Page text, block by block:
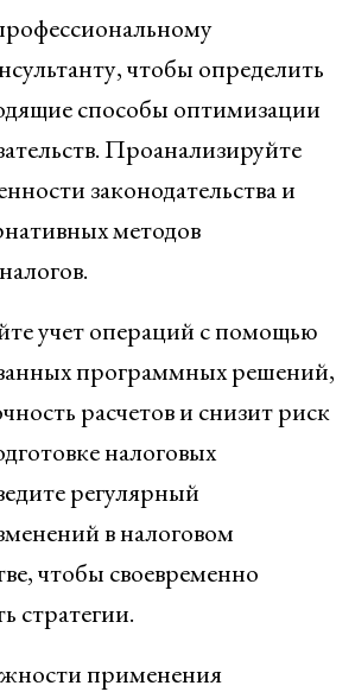
чтобы определить
способы оптимизации
Проанализируйте
законодательства и
методов
учет операций с помощью
программных решений,
расчетов и снизит риск
налоговых
регулярный
в налоговом
чтобы своевременно
стратегии.
применения